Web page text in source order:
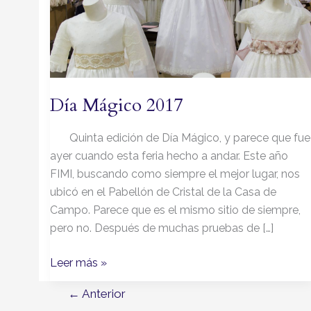
Día Mágico 2017
Quinta edición de Día Mágico, y parece que fue
ayer cuando esta feria hecho a andar. Este año
FIMI, buscando como siempre el mejor lugar, nos
ubicó en el Pabellón de Cristal de la Casa de
Campo. Parece que es el mismo sitio de siempre,
pero no. Después de muchas pruebas de […]
Leer más »
← Anterior